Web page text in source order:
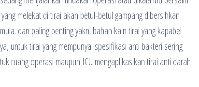
melekat di tirai akan betul-betul gampang dibersihkan
dan paling penting yakni bahan kain tirai yang kapabel
untuk tirai yang mempunyai spesifikasi anti bakteri sering
ruang operasi maupun ICU mengaplikasikan tirai anti darah